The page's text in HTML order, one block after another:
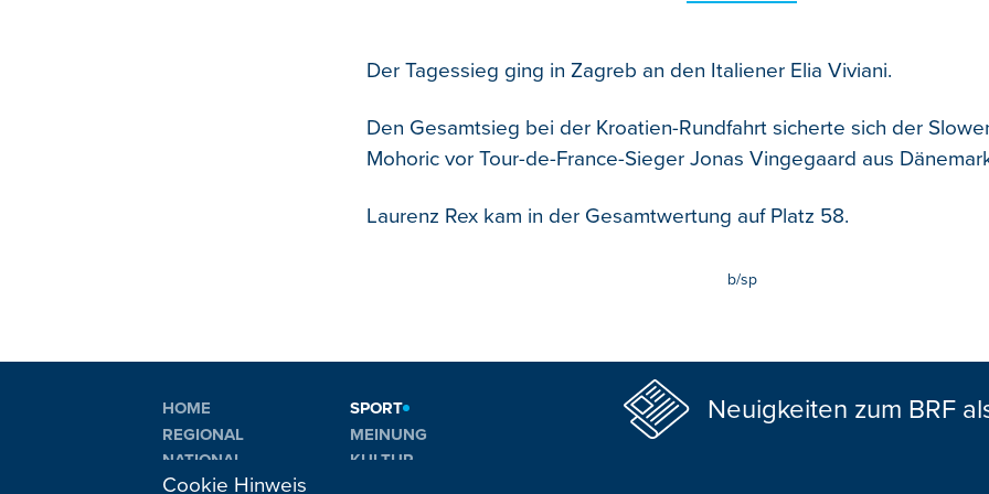
Der Tagessieg ging in Zagreb an den Italiener Elia Viviani.
Den Gesamtsieg bei der Kroatien-Rundfahrt sicherte sich der
Mohoric vor Tour-de-France-Sieger Jonas Vingegaard aus
Laurenz Rex kam in der Gesamtwertung auf Platz 58.
b/sp
HOME
REGIONAL
NATIONAL
INTERNATIONAL
SPORT
MEINUNG
KULTUR
Neuigkeiten zum BRF
Cookie Hinweis